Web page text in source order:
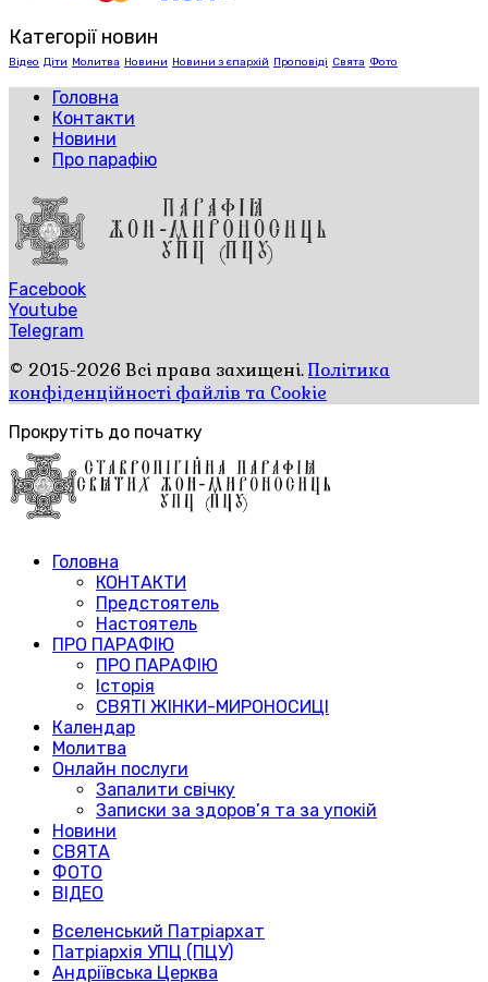
Категорії новин
Відео Діти Молитва Новини Новини з єпархій Проповіді Свята Фото
Головна
Контакти
Новини
Про парафію
Facebook
Youtube
Telegram
© 2015-2026 Всі права захищені.Політика
конфіденційності файлів та Cookie
Прокрутіть до початку
Головна
КОНТАКТИ
Предстоятель
Настоятель
ПРО ПАРАФІЮ
ПРО ПАРАФІЮ
Історія
СВЯТІ ЖІНКИ-МИРОНОСИЦІ
Календар
Молитва
Онлайн послуги
Запалити свічку
Записки за здоров’я та за упокій
Новини
СВЯТА
ФОТО
ВІДЕО
Вселенський Патріархат
Патріархія УПЦ (ПЦУ)
Андріївська Церква